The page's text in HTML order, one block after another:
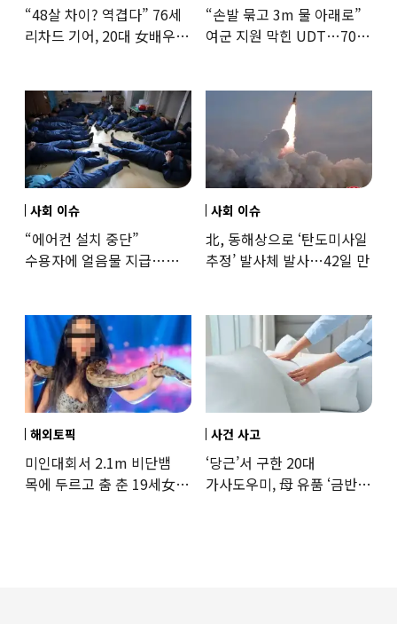
“48살 차이? 역겹다” 76세
리차드 기어, 20대 女배우와
“손발 묶고 3m 물 아래로”
여군 지원 막힌 UDT…707
사회 이슈
“에어컨 설치 중단”
수용자에 얼음물 지급…
사회 이슈
北, 동해상으로 ‘탄도미사일
추정’ 발사체 발사…42일 만
해외토픽
미인대회서 2.1m 비단뱀
목에 두르고 춤 춘 19세女
사건 사고
‘당근’서 구한 20대
가사도우미, 母 유품 ‘금반지